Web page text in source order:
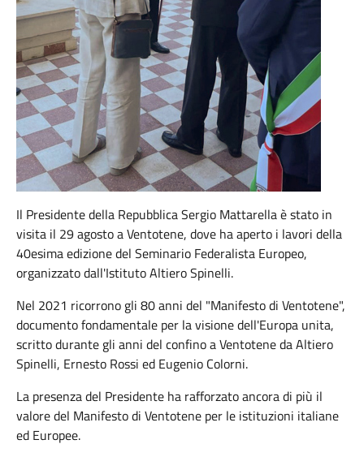
Il Presidente della Repubblica Sergio Mattarella è stato in
visita il 29 agosto a Ventotene, dove ha aperto i lavori della
40esima edizione del Seminario Federalista Europeo,
organizzato dall'Istituto Altiero Spinelli.
Nel 2021 ricorrono gli 80 anni del "Manifesto di Ventotene",
documento fondamentale per la visione dell'Europa unita,
scritto durante gli anni del confino a Ventotene da Altiero
Spinelli, Ernesto Rossi ed Eugenio Colorni.
La presenza del Presidente ha rafforzato ancora di più il
valore del Manifesto di Ventotene per le istituzioni italiane
ed Europee.